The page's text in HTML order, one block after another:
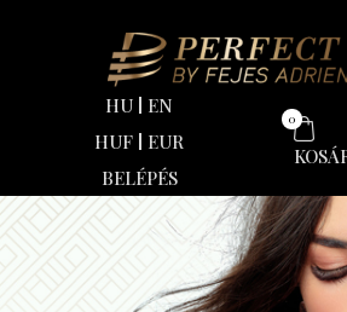
HU
EN
HUF
EUR
BELÉPÉS
0